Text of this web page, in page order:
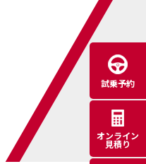
試乗予約
オンライン
見積り